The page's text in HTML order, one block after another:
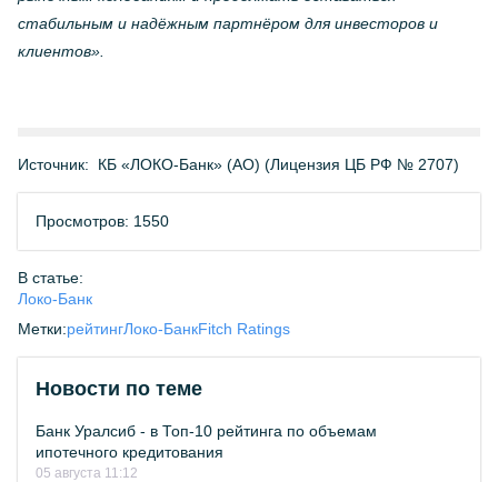
стабильным и надёжным партнёром для инвесторов и
клиентов».
Источник: КБ «ЛОКО-Банк» (АО) (Лицензия ЦБ РФ № 2707)
Просмотров: 1550
В статье:
Локо-Банк
Метки:рейтингЛоко-БанкFitch Ratings
Новости по теме
Банк Уралсиб - в Топ-10 рейтинга по объемам
ипотечного кредитования
05 августа 11:12